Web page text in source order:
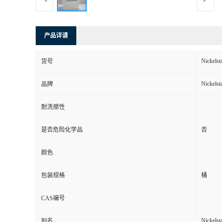
产品详请
货号
品牌
耐洗擦性
是否危险化学品 否
颜色
包装规格 桶
CAS编号